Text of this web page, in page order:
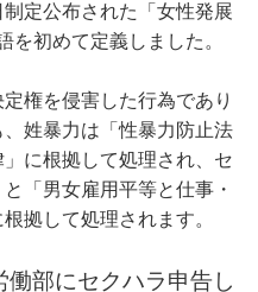
定公布された「女性発展
を初めて定義しました。
権を侵害した行為であり
姓暴力は「性暴力防止法
に根拠して処理され、セ
「男女雇用平等と仕事・
拠して処理されます。
部にセクハラ申告し